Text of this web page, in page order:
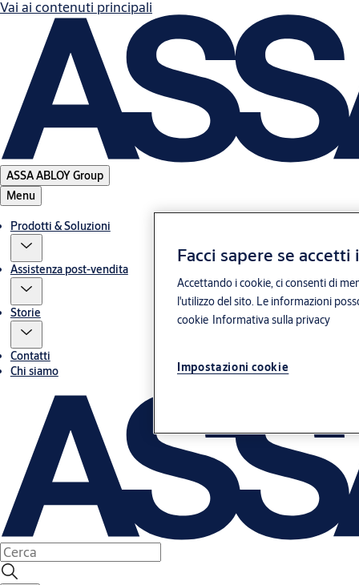
Vai ai contenuti principali
ASSA ABLOY Group
Menu
Prodotti & Soluzioni
Assistenza post-vendita
Storie
Contatti
Chi siamo
Facci sapere se accetti
Accettando i cookie, ci consenti di
l'utilizzo del sito. Le informazioni
cookie Informativa sulla privacy
Impostazioni cookie